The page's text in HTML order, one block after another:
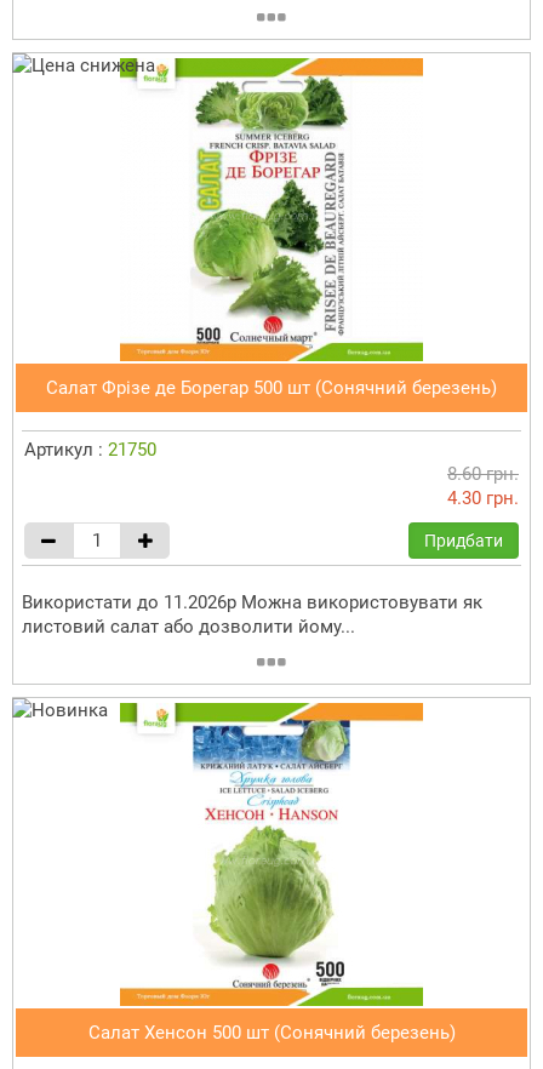
Салат Фрізе де Борегар 500 шт (Сонячний березень)
Артикул : 21750
8.60 грн.
4.30 грн.
Придбати
Використати до 11.2026р Можна використовувати як
листовий салат або дозволити йому...
Салат Хенсон 500 шт (Сонячний березень)